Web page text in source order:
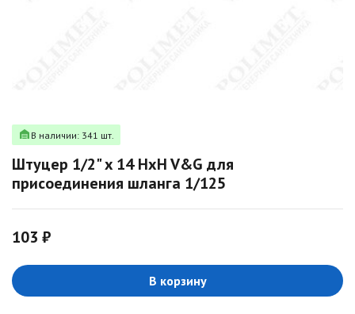
В наличии: 341 шт.
Штуцер 1/2" x 14 НxH V&G для
присоединения шланга 1/125
103 ₽
В корзину